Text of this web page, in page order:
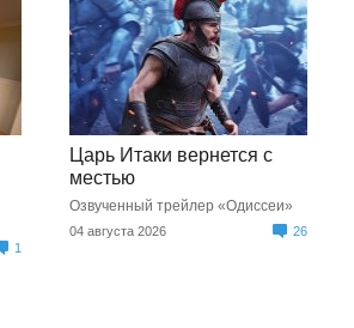
1
Царь Итаки вернется с
местью
Озвученный трейлер «Одиссеи»
04 августа 2026 26